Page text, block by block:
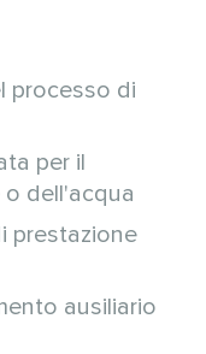
processo di
per il
dell'acqua
prestazione
ausiliario